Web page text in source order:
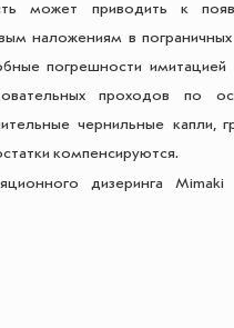
может приводить к
наложениям в пограничных
погрешности имитацией
проходов по
чернильные капли,
компенсируются.